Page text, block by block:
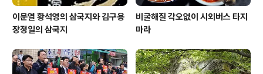
이문열 황석영의 삼국지와 김구용
장정일의 삼국지
비굴해질 각오없이 시외버스 타지
마라